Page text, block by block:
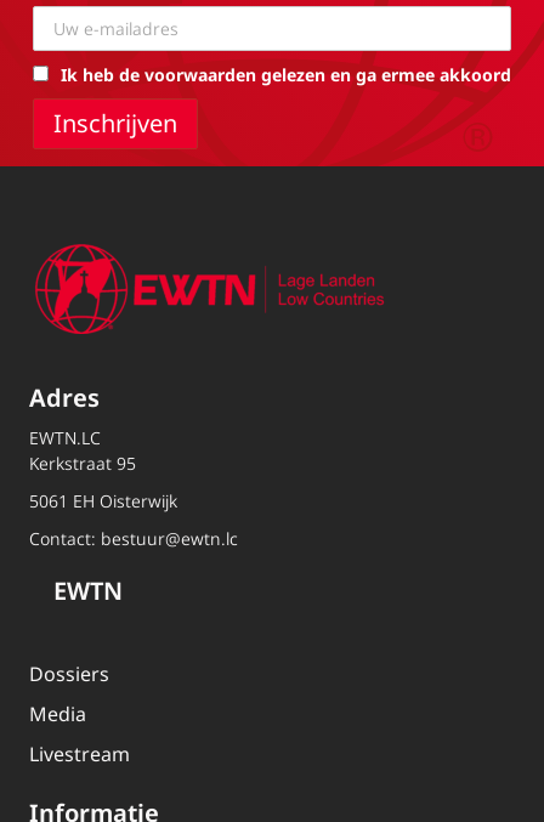
Ik heb de voorwaarden gelezen en ga ermee akkoord
Adres
EWTN.LC
Kerkstraat 95
5061 EH Oisterwijk
Contact: bestuur@ewtn.lc
EWTN
Dossiers
Media
Livestream
Informatie